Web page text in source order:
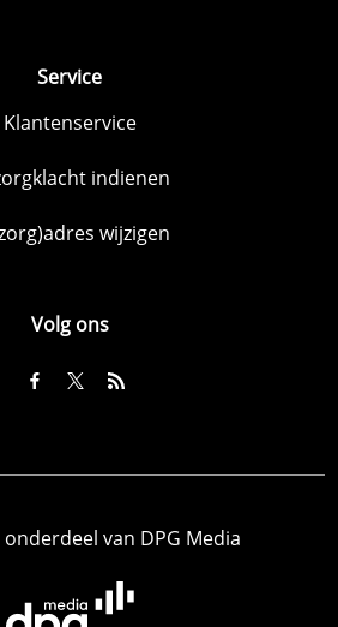
Service
Klantenservice
indienen
wijzigen
Volg ons
onderdeel van DPG Media